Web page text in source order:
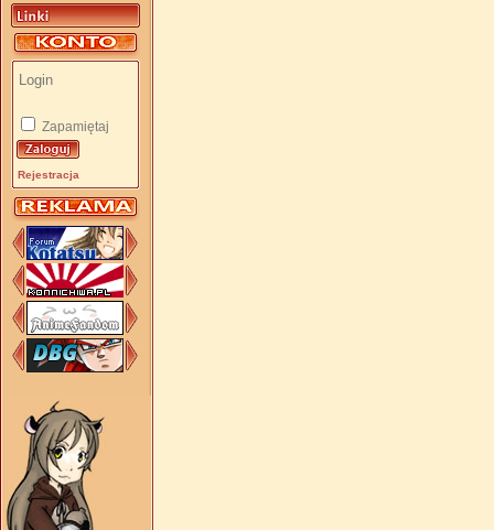
Zapamiętaj
Rejestracja